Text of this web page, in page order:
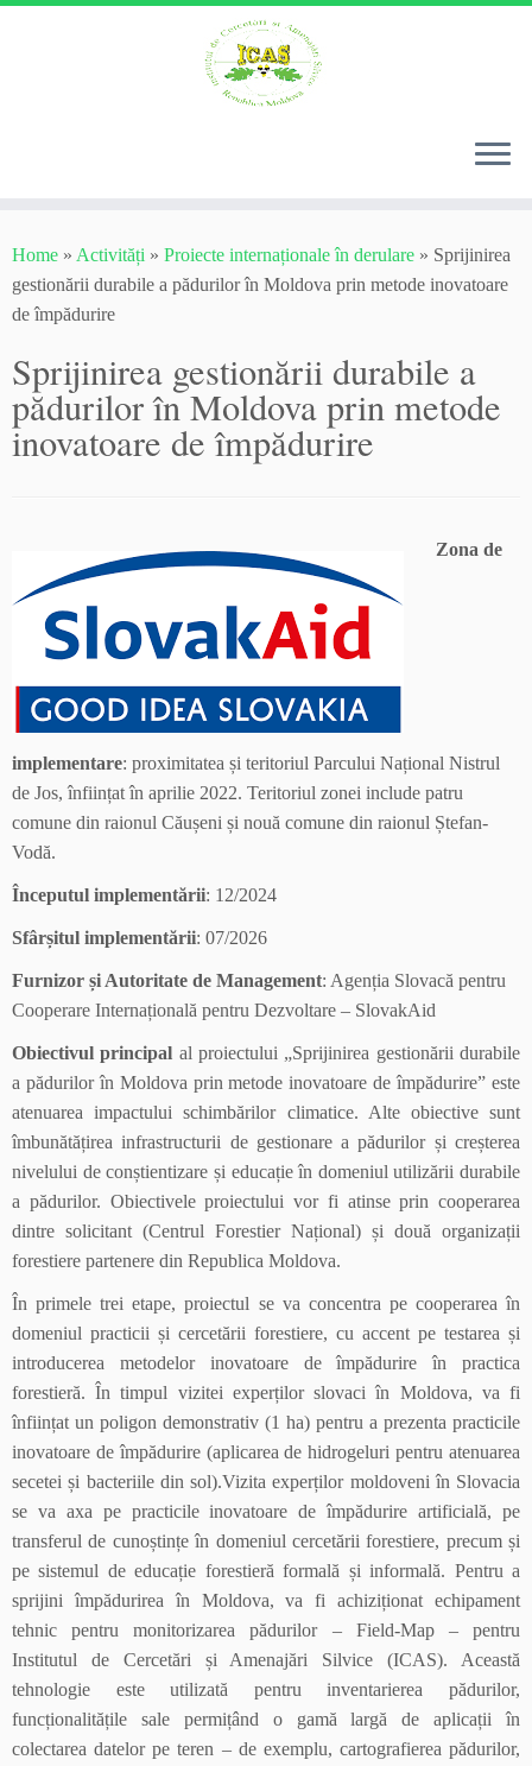
to
content
Home » Activități » Proiecte internaționale în derulare » Sprijinirea
gestionării durabile a pădurilor în Moldova prin metode inovatoare
de împădurire
Sprijinirea gestionării durabile a
pădurilor în Moldova prin metode
inovatoare de împădurire
Zona de
implementare: proximitatea și teritoriul Parcului Național Nistrul
de Jos, înființat în aprilie 2022. Teritoriul zonei include patru
comune din raionul Căușeni și nouă comune din raionul Ștefan-
Vodă.
Începutul implementării: 12/2024
Sfârșitul implementării: 07/2026
Furnizor și Autoritate de Management: Agenția Slovacă pentru
Cooperare Internațională pentru Dezvoltare – SlovakAid
Obiectivul principal al proiectului „Sprijinirea gestionării durabile
a pădurilor în Moldova prin metode inovatoare de împădurire” este
atenuarea impactului schimbărilor climatice. Alte obiective sunt
îmbunătățirea infrastructurii de gestionare a pădurilor și creșterea
nivelului de conștientizare și educație în domeniul utilizării durabile
a pădurilor. Obiectivele proiectului vor fi atinse prin cooperarea
dintre solicitant (Centrul Forestier Național) și două organizații
forestiere partenere din Republica Moldova.
În primele trei etape, proiectul se va concentra pe cooperarea în
domeniul practicii și cercetării forestiere, cu accent pe testarea și
introducerea metodelor inovatoare de împădurire în practica
forestieră. În timpul vizitei experților slovaci în Moldova, va fi
înființat un poligon demonstrativ (1 ha) pentru a prezenta practicile
inovatoare de împădurire (aplicarea de hidrogeluri pentru atenuarea
secetei și bacteriile din sol).Vizita experților moldoveni în Slovacia
se va axa pe practicile inovatoare de împădurire artificială, pe
transferul de cunoștințe în domeniul cercetării forestiere, precum și
pe sistemul de educație forestieră formală și informală. Pentru a
sprijini împădurirea în Moldova, va fi achiziționat echipament
tehnic pentru monitorizarea pădurilor – Field-Map – pentru
Institutul de Cercetări și Amenajări Silvice (ICAS). Această
tehnologie este utilizată pentru inventarierea pădurilor,
funcționalitățile sale permițând o gamă largă de aplicații în
colectarea datelor pe teren – de exemplu, cartografierea pădurilor,